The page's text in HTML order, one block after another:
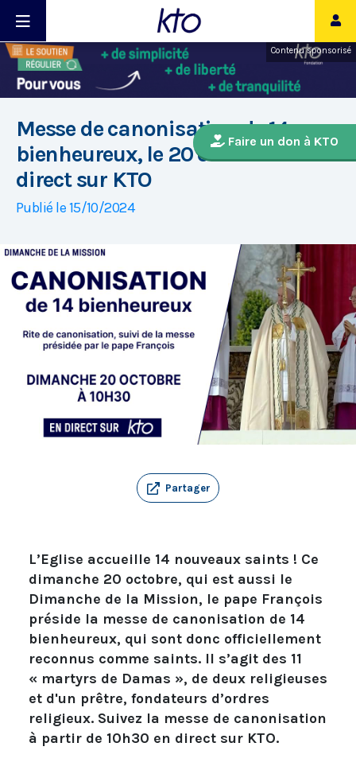
Contenu sponsorisé
Faire un don à KTO
Messe de canonisation de 14
bienheureux, le 20 octobre en
direct sur KTO
Publié le 15/10/2024
Partager
L’Eglise accueille 14 nouveaux saints ! Ce
dimanche 20 octobre, qui est aussi le
Dimanche de la Mission, le pape François
préside la messe de canonisation de 14
bienheureux, qui sont donc officiellement
reconnus comme saints. Il s’agit des 11
« martyrs de Damas », de deux religieuses
et d'un prêtre, fondateurs d’ordres
religieux. Suivez la messe de canonisation
à partir de 10h30 en direct sur KTO.